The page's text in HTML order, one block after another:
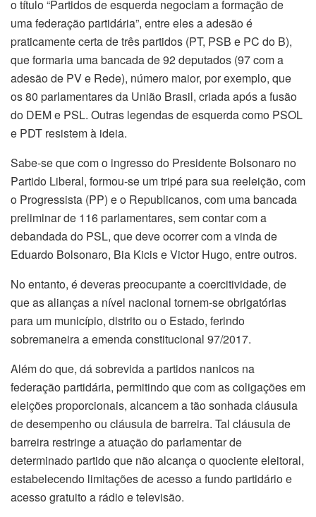
o título “Partidos de esquerda negociam a formação de
uma federação partidária”, entre eles a adesão é
praticamente certa de três partidos (PT, PSB e PC do B),
que formaria uma bancada de 92 deputados (97 com a
adesão de PV e Rede), número maior, por exemplo, que
os 80 parlamentares da União Brasil, criada após a fusão
do DEM e PSL. Outras legendas de esquerda como PSOL
e PDT resistem à ideia.
Sabe-se que com o ingresso do Presidente Bolsonaro no
Partido Liberal, formou-se um tripé para sua reeleição, com
o Progressista (PP) e o Republicanos, com uma bancada
preliminar de 116 parlamentares, sem contar com a
debandada do PSL, que deve ocorrer com a vinda de
Eduardo Bolsonaro, Bia Kicis e Victor Hugo, entre outros.
No entanto, é deveras preocupante a coercitividade, de
que as alianças a nível nacional tornem-se obrigatórias
para um município, distrito ou o Estado, ferindo
sobremaneira a emenda constitucional 97/2017.
Além do que, dá sobrevida a partidos nanicos na
federação partidária, permitindo que com as coligações em
eleições proporcionais, alcancem a tão sonhada cláusula
de desempenho ou cláusula de barreira. Tal cláusula de
barreira restringe a atuação do parlamentar de
determinado partido que não alcança o quociente eleitoral,
estabelecendo limitações de acesso a fundo partidário e
acesso gratuito a rádio e televisão.